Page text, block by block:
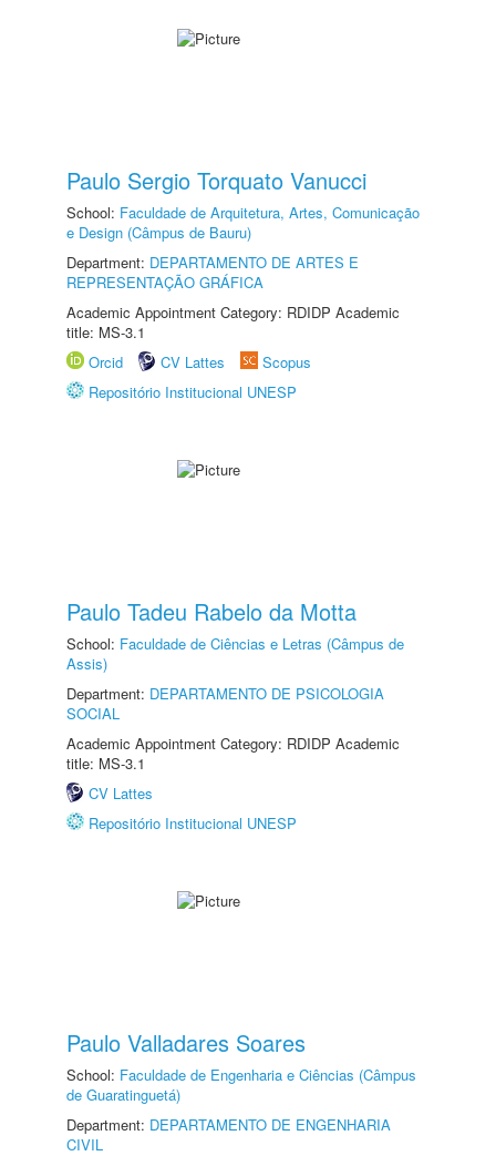
Paulo Sergio Torquato Vanucci
School: Faculdade de Arquitetura, Artes, Comunicação
e Design (Câmpus de Bauru)
Department: DEPARTAMENTO DE ARTES E
REPRESENTAÇÃO GRÁFICA
Academic Appointment Category: RDIDP Academic
title: MS-3.1
Orcid
CV Lattes
Scopus
Repositório Institucional UNESP
Paulo Tadeu Rabelo da Motta
School: Faculdade de Ciências e Letras (Câmpus de
Assis)
Department: DEPARTAMENTO DE PSICOLOGIA
SOCIAL
Academic Appointment Category: RDIDP Academic
title: MS-3.1
CV Lattes
Repositório Institucional UNESP
Paulo Valladares Soares
School: Faculdade de Engenharia e Ciências (Câmpus
de Guaratinguetá)
Department: DEPARTAMENTO DE ENGENHARIA
CIVIL